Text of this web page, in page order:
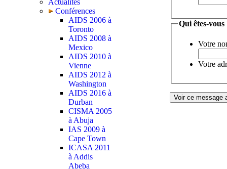
Actualités
Conférences
AIDS 2006 à
Toronto
AIDS 2008 à
Mexico
AIDS 2010 à
Vienne
AIDS 2012 à
Washington
AIDS 2016 à
Durban
CISMA 2005
à Abuja
IAS 2009 à
Cape Town
ICASA 2011
à Addis
Abeba
Qui êtes-vous
Votre
Votre